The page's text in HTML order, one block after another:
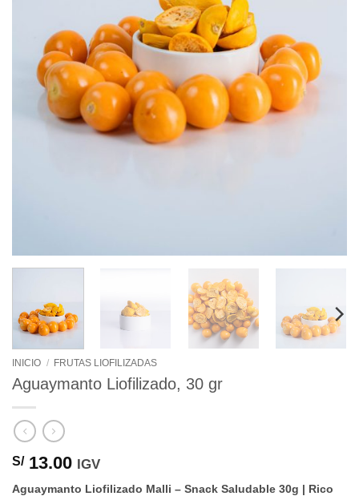
INICIO / FRUTAS LIOFILIZADAS
Aguaymanto Liofilizado, 30 gr
S/13.00 IGV
Aguaymanto Liofilizado Malli – Snack Saludable 30g | Rico